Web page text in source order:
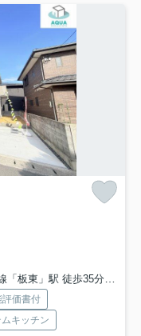
「板東」駅 徒歩35分
評価書付
キッチン